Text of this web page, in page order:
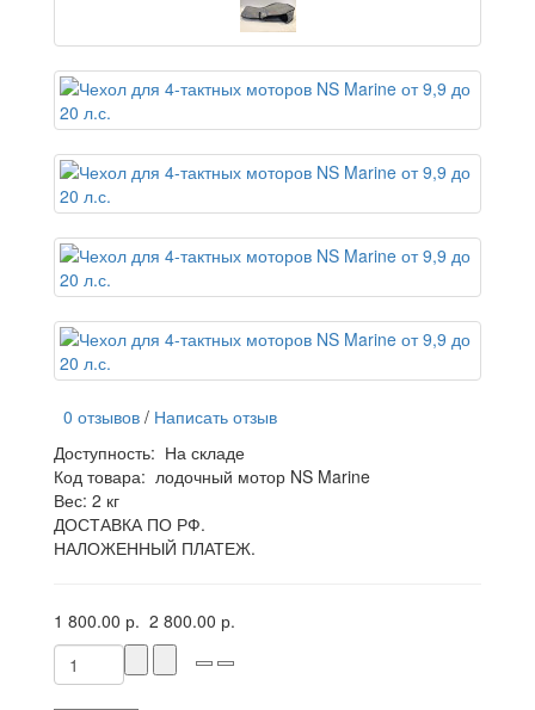
0 отзывов / Написать отзыв
Доступность: На складе
Код товара: лодочный мотор NS Marine
Вес: 2 кг
ДОСТАВКА ПО РФ.
НАЛОЖЕННЫЙ ПЛАТЕЖ.
1 800.00 р. 2 800.00 р.